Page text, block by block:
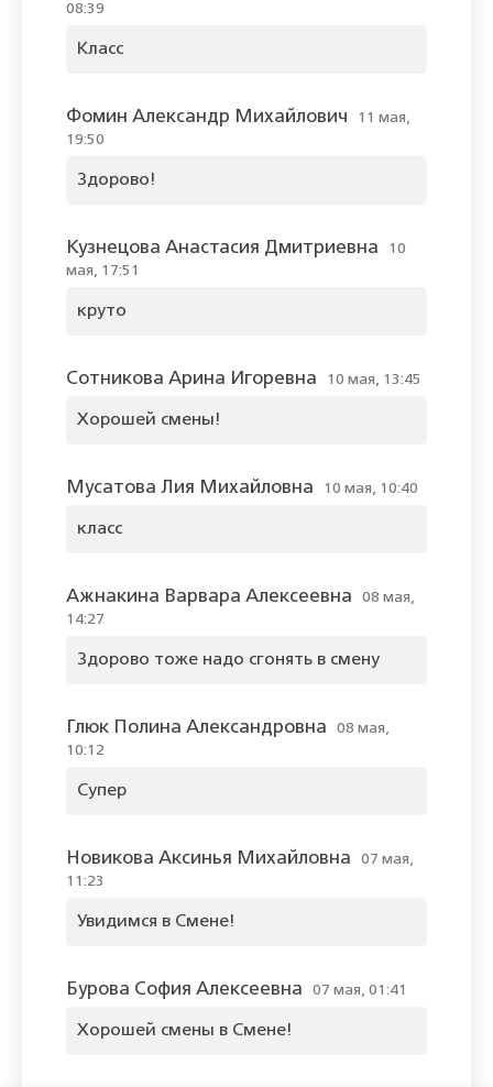
08:39
Класс
Фомин Александр Михайлович
11 мая,
19:50
Здорово!
Кузнецова Анастасия Дмитриевна
10
мая, 17:51
круто
Сотникова Арина Игоревна 10 мая, 13:45
Хорошей смены!
Мусатова Лия Михайловна 10 мая, 10:40
класс
Ажнакина Варвара Алексеевна
08 мая,
14:27
Здорово тоже надо сгонять в смену
Глюк Полина Александровна
08 мая,
10:12
Супер
Новикова Аксинья Михайловна
07 мая,
11:23
Увидимся в Смене!
Бурова София Алексеевна 07 мая, 01:41
Хорошей смены в Смене!